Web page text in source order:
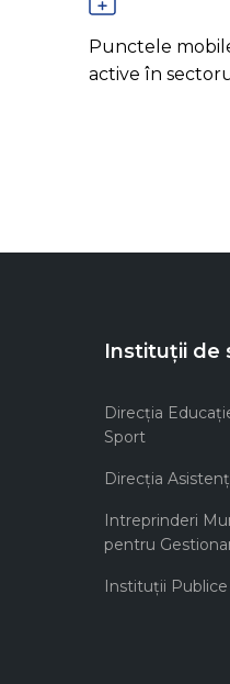
Punctele
active în
Instituții de
Direcţia
Sport
Direcţia
Intreprinderi
pentru
Instituţii